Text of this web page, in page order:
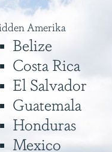
Amerika
Belize
Costa Rica
El Salvador
Guatemala
Honduras
Mexico